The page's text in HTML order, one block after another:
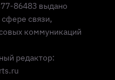
86483 выдано
связи,
коммуникаций
редактор: